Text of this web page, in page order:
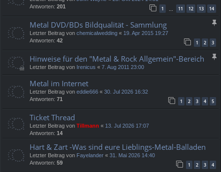
Antworten: 201 1 11 12 13 14
Metal DVD/BDs Bildqualität - Sammlung
Letzter Beitrag von chemicalwedding « 19. Apr 2015 19:27
Antworten: 42 1 2 3
Hinweise für den "Metal & Rock Allgemein"-Bereich
Letzter Beitrag von Irenicus « 7. Aug 2011 23:00
Metal im Internet
Letzter Beitrag von eddie666 « 30. Jul 2026 16:32
Antworten: 71 1 2 3 4 5
Ticket Thread
Letzter Beitrag von Tillmann « 13. Jul 2026 17:07
Antworten: 14
Hart & Zart -Was sind eure Lieblings-Metal-Balladen
Letzter Beitrag von Fayelander « 31. Mai 2026 14:40
Antworten: 59 1 2 3 4